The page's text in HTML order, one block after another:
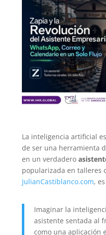
La inteligencia artificial
de ser una herramienta
en un verdadero
popularizada en talleres
JulianCastiblanco.com,
Imaginar la
asistente sentada al
como una aplicación